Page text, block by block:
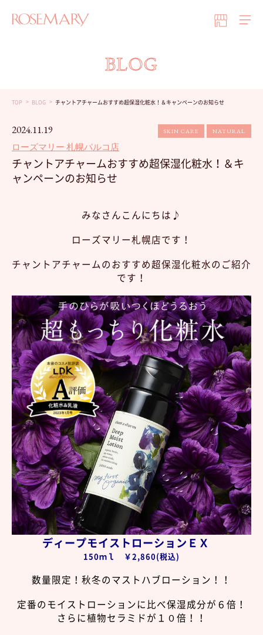
BLOG
TOP BLOG チャントアチャームおすすめ超保湿化粧水！＆キャンペーンのお知らせ
2024.11.19
ローズマリー 札幌パルコ店
SKIN CARE NATURAL
チャントアチャームおすすめ超保湿化粧水！＆キ
ャンペーンのお知らせ
みなさんこんにちは♪
ローズマリー札幌店です！
チャントアチャームのおすすめ超保湿化粧水のご紹介
です！
ディープモイストローションＥＸ
150ｍｌ ￥2,860(税込)
数量限定！秋冬のマストハブローション！！
定番のモイストローションに比べ保湿成分が６倍！
さらに植物セラミドが１０倍！！